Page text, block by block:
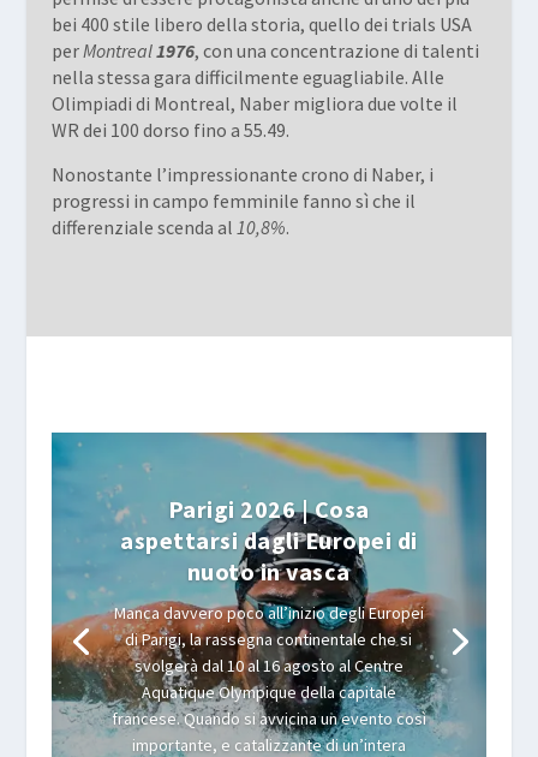
bei 400 stile libero della storia, quello dei trials USA
perMontreal1976, con una concentrazione di talenti
nella stessa gara difficilmente eguagliabile. Alle
Olimpiadi di Montreal, Naber migliora due volte il
WR dei 100 dorso fino a 55.49.
Nonostante l’impressionante crono di Naber, i
progressi in campo femminile fanno sì che il
differenziale scenda al 10,8%.
Parigi 2026 | Cosa
aspettarsi dagli Europei di
nuoto in vasca
Manca davvero poco all’inizio degli Europei
di Parigi, la rassegna continentale che si
svolgerà dal 10 al 16 agosto al Centre
Aquatique Olympique della capitale
francese. Quando si avvicina un evento così
importante, e catalizzante di un’intera